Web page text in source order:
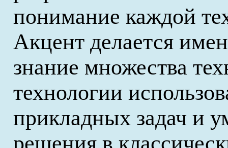
понимание каждой
Акцент делается
знание множества
технологии
прикладных задач и
решения в